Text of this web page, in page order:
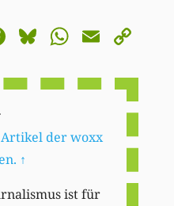
Facebook
BlueskyEmail
Artikel der woxx
↑
ist für